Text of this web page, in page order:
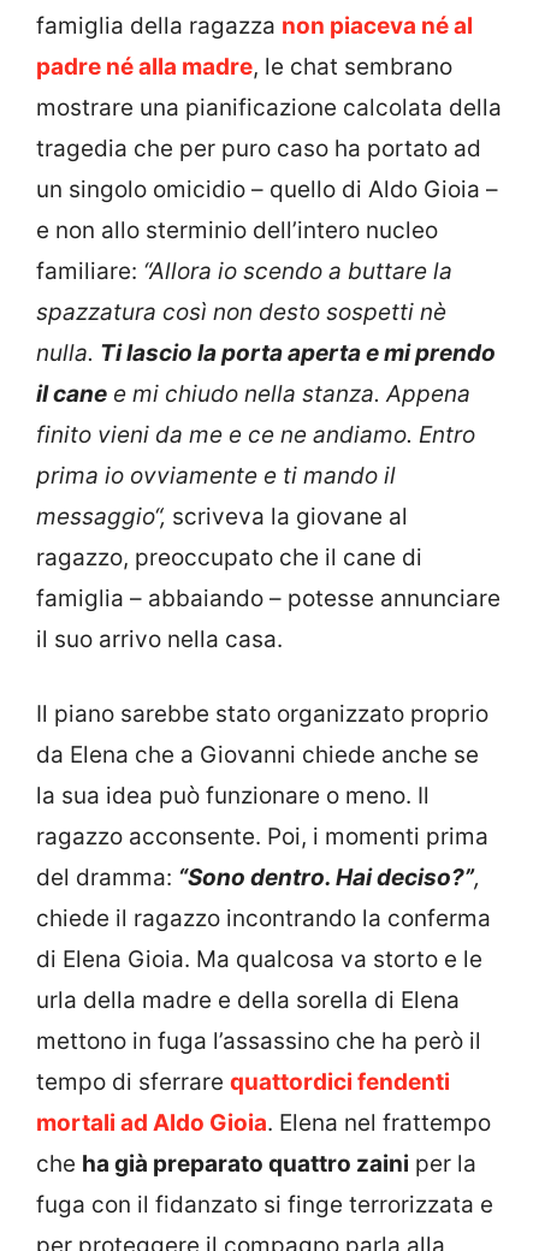
famiglia della ragazza non piaceva né al
padre né alla madre, le chat sembrano
mostrare una pianificazione calcolata della
tragedia che per puro caso ha portato ad
un singolo omicidio – quello di Aldo Gioia –
e non allo sterminio dell’intero nucleo
familiare: “Allora io scendo a buttare la
spazzatura così non desto sospetti nè
nulla. Ti lascio la porta aperta e mi prendo
il cane e mi chiudo nella stanza. Appena
finito vieni da me e ce ne andiamo. Entro
prima io ovviamente e ti mando il
messaggio“, scriveva la giovane al
ragazzo, preoccupato che il cane di
famiglia – abbaiando – potesse annunciare
il suo arrivo nella casa.
Il piano sarebbe stato organizzato proprio
da Elena che a Giovanni chiede anche se
la sua idea può funzionare o meno. Il
ragazzo acconsente. Poi, i momenti prima
del dramma: “Sono dentro. Hai deciso?”,
chiede il ragazzo incontrando la conferma
di Elena Gioia. Ma qualcosa va storto e le
urla della madre e della sorella di Elena
mettono in fuga l’assassino che ha però il
tempo di sferrare quattordici fendenti
mortali ad Aldo Gioia. Elena nel frattempo
che ha già preparato quattro zaini per la
fuga con il fidanzato si finge terrorizzata e